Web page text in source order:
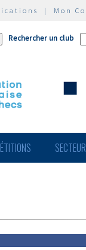
| Mon
Rechercher un club